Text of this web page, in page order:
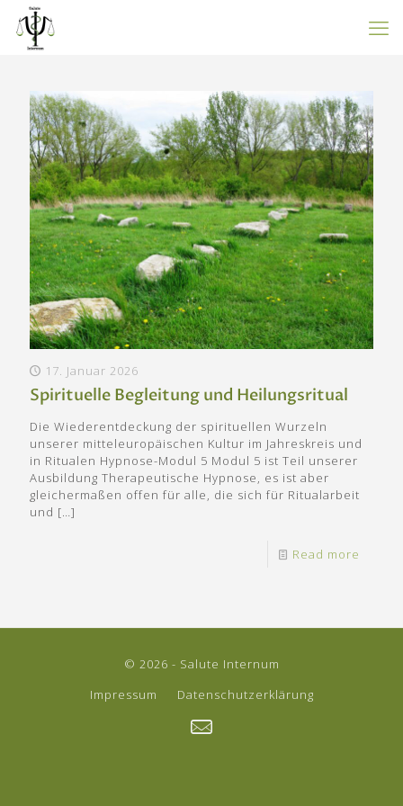
17. Januar 2026
Spirituelle Begleitung und Heilungsritual
Die Wiederentdeckung der spirituellen Wurzeln
unserer mitteleuropäischen Kultur im Jahreskreis und
in Ritualen Hypnose-Modul 5 Modul 5 ist Teil unserer
Ausbildung Therapeutische Hypnose, es ist aber
gleichermaßen offen für alle, die sich für Ritualarbeit
und […]
Read more
© 2026 - Salute Internum
Impressum
Datenschutzerklärung